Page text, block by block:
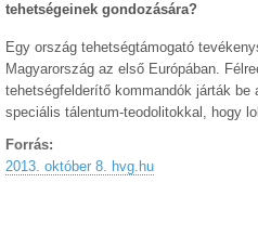
tehetségeinek gondozására?
Egy ország tehetségtámogató
Magyarország az első Európában.
tehetségfelderítő kommandók járták be
speciális tálentum-teodolitokkal, hogy
Forrás:
2013. október 8. hvg.hu